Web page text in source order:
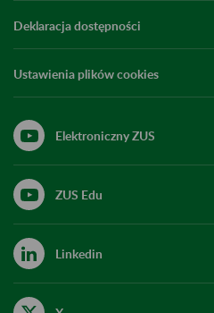
Deklaracja dostępności
Ustawienia plików cookies
Elektroniczny ZUS
ZUS Edu
Linkedin